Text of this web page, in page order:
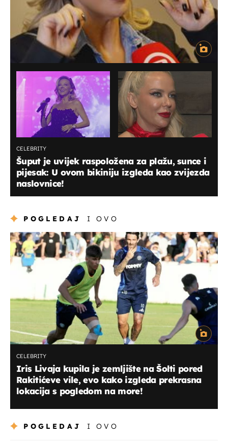
CELEBRITY
Šuput je uvijek raspoložena za plažu, sunce i
pijesak: U ovom bikiniju izgleda kao zvijezda
naslovnice!
POGLEDAJ I OVO
CELEBRITY
Iris Livaja kupila je zemljište na Šolti pored
Rakitićeve vile, evo kako izgleda prekrasna
lokacija s pogledom na more!
POGLEDAJ I OVO